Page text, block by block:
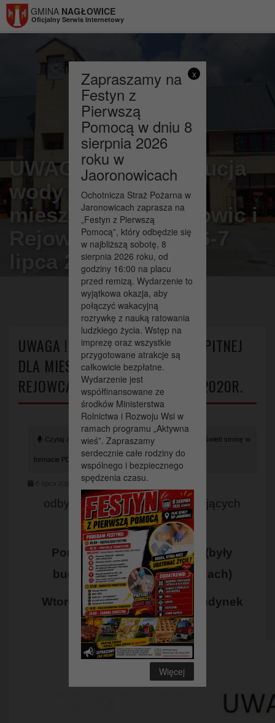
GMINA NAGŁOWICE
Oficjalny Serwis Internetowy
UWAGA !!! Dystrybucja
wody pitnej dla
mieszkańców Nagłowic i
Rejowca w dniach 6-7
lipca 2020r.
Aktualności >
UWAGA !!! Dystrybucja wody pitnej dla mieszkańców Nagłowic i
Rejowca w dniach 6-7 lipca 2020r.
x
Zapraszamy na
Festyn z
Pierwszą
Pomocą w dniu 8
sierpnia 2026
roku w
Jaoronowicach
Ochotnicza Straż Pożarna w
Jaronowicach zaprasza na
„Festyn z Pierwszą
Pomocą”, który odbędzie się
w najbliższą sobotę, 8
sierpnia 2026 roku, od
godziny 16:00 na placu
przed remizą. Wydarzenie to
wyjątkowa okazja, aby
połączyć wakacyjną
rozrywkę z nauką ratowania
ludzkiego życia. Wstęp na
imprezę oraz wszystkie
przygotowane atrakcje są
całkowicie bezpłatne.
Wydarzenie jest
współfinansowane ze
środków Ministerstwa
Rolnictwa i Rozwoju Wsi w
ramach programu „Aktywna
wieś”. Zapraszamy
serdecznie całe rodziny do
wspólnego i bezpiecznego
spędzenia czasu.
Więcej
UWAGA !!! DYSTRYBUCJA WODY PITNEJ
DLA MIESZKAŃCÓW NAGŁOWIC I
REJOWCA W DNIACH 6-7 LIPCA 2020R.
Czytaj artykuł (lektor) Drukuj stronę Wyświetl stronę w
formacie PDF
odbywać się będzie w następujących
godzinach:
Poniedziałek – godz. 17-19 (były
budynek Policji w Nagłowicach)
Wtorek – godz. 17-19 (były budynek
Policji w Nagłowicach)